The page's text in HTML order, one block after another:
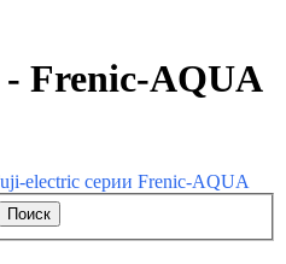
- Frenic-AQUA
Поиск